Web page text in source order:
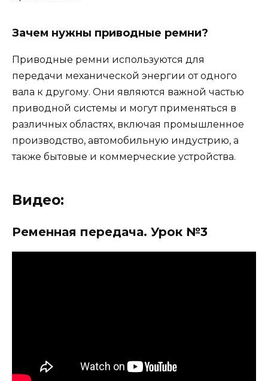
Зачем нужны приводные ремни?
Приводные ремни используются для
передачи механической энергии от одного
вала к другому. Они являются важной частью
приводной системы и могут применяться в
различных областях, включая промышленное
производство, автомобильную индустрию, а
также бытовые и коммерческие устройства.
Видео:
Ременная передача. Урок №3